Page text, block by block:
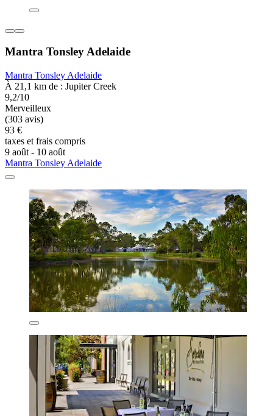
Mantra Tonsley Adelaide
Mantra Tonsley Adelaide
À 21,1 km de : Jupiter Creek
9,2/10
Merveilleux
(303 avis)
93 €
taxes et frais compris
9 août - 10 août
Mantra Tonsley Adelaide